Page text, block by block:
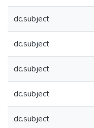
dc.subject
dc.subject
dc.subject
dc.subject
dc.subject